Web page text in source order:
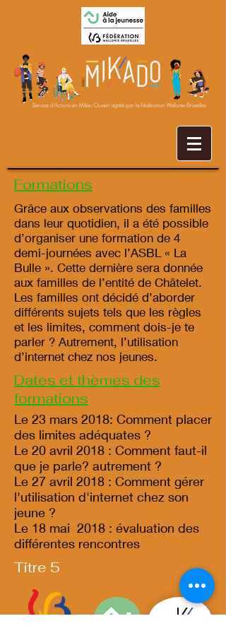
Formations
Grâce aux observations des familles
dans leur quotidien, il a été possible
d’organiser une formation de 4
demi-journées avec l’ASBL « La
Bulle ». Cette dernière sera donnée
aux familles de l’entité de Châtelet.
Les familles ont décidé d’aborder
différents sujets tels que les règles
et les limites, comment dois-je te
parler ? Autrement, l’utilisation
d’internet chez nos jeunes.
Dates et thèmes des
formations
Le 23 mars 2018: Comment placer
des limites adéquates ?
Le 20 avril 2018 : Comment faut-il
que je parle? autrement ?
Le 27 avril 2018 : Comment gérer
l'utilisation d'internet chez son
jeune ?
Le 18 mai 2018 : évaluation des
différentes rencontres
Titre 5